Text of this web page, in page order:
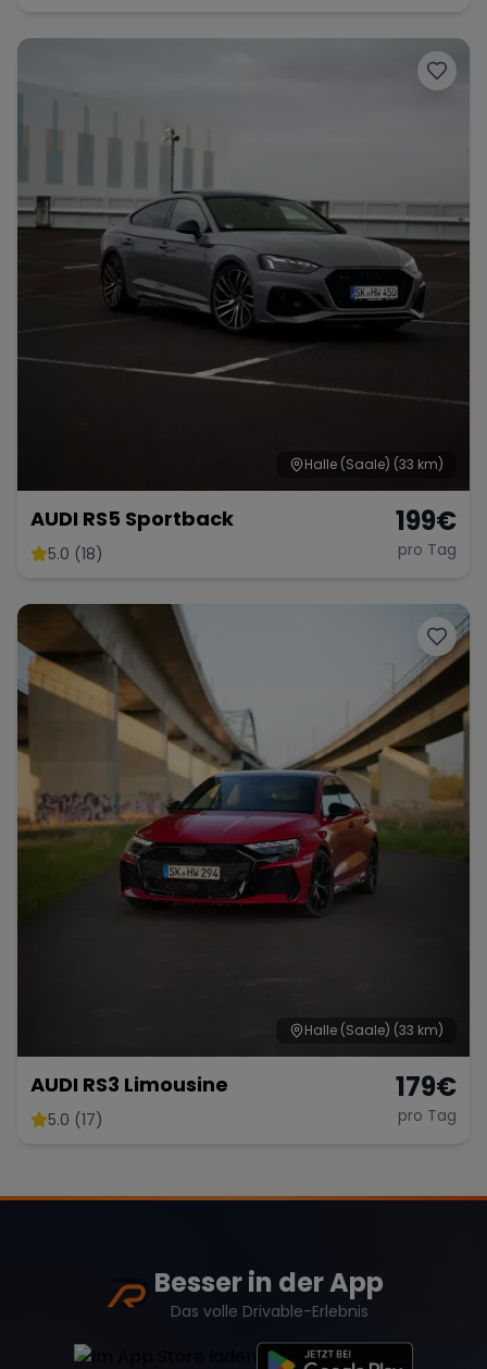
Halle (Saale) (33 km)
AUDI RS5 Sportback
5.0 (18)
199€
pro Tag
Halle (Saale) (33 km)
AUDI RS3 Limousine
5.0 (17)
179€
pro Tag
Besser in der App
Das volle Drivable-Erlebnis